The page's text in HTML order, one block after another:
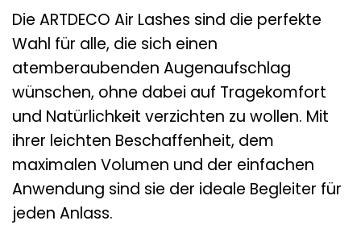
Die ARTDECO Air Lashes sind die perfekte
Wahl für alle, die sich einen
atemberaubenden Augenaufschlag
wünschen, ohne dabei auf Tragekomfort
und Natürlichkeit verzichten zu wollen. Mit
ihrer leichten Beschaffenheit, dem
maximalen Volumen und der einfachen
Anwendung sind sie der ideale Begleiter für
jeden Anlass.